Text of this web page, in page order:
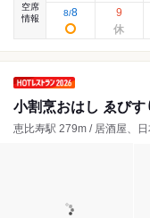
空席
情報
8/8 9
小割烹おはし ゑびす
恵比寿駅 279m / 居酒屋、